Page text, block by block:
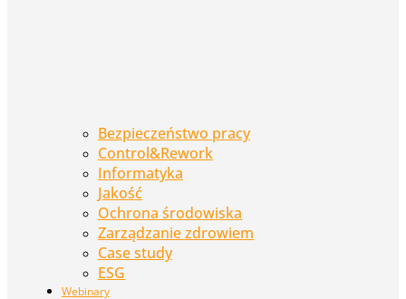
Bezpieczeństwo pracy
Control&Rework
Informatyka
Jakość
Ochrona środowiska
Zarządzanie zdrowiem
Case study
ESG
Webinary